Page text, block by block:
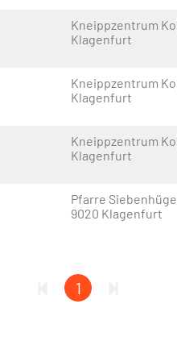
Kneippzentrum
Klagenfurt
Kneippzentrum
Klagenfurt
Kneippzentrum
Klagenfurt
Pfarre
9020 Klagenfurt
1